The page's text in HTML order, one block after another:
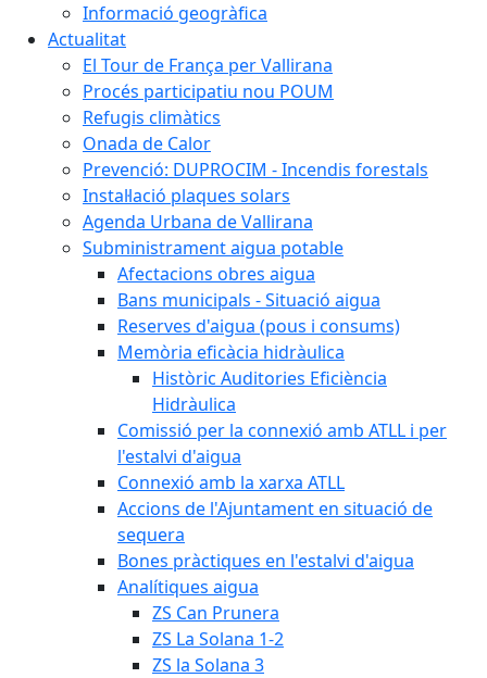
Informació geogràfica
Actualitat
El Tour de França per Vallirana
Procés participatiu nou POUM
Refugis climàtics
Onada de Calor
Prevenció: DUPROCIM - Incendis forestals
Instal·lació plaques solars
Agenda Urbana de Vallirana
Subministrament aigua potable
Afectacions obres aigua
Bans municipals - Situació aigua
Reserves d'aigua (pous i consums)
Memòria eficàcia hidràulica
Històric Auditories Eficiència
Hidràulica
Comissió per la connexió amb ATLL i per
l'estalvi d'aigua
Connexió amb la xarxa ATLL
Accions de l'Ajuntament en situació de
sequera
Bones pràctiques en l'estalvi d'aigua
Analítiques aigua
ZS Can Prunera
ZS La Solana 1-2
ZS la Solana 3